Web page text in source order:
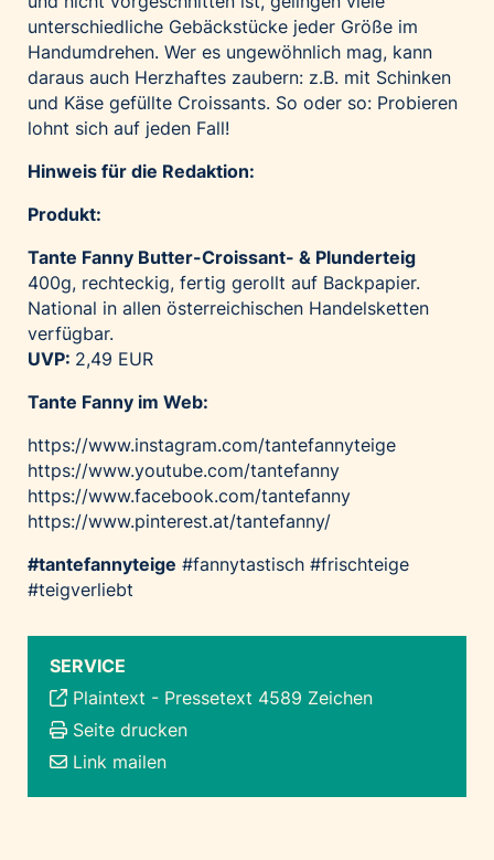
unterschiedliche Gebäckstücke jeder Größe im
Handumdrehen. Wer es ungewöhnlich mag, kann
daraus auch Herzhaftes zaubern: z.B. mit Schinken
und Käse gefüllte Croissants. So oder so: Probieren
lohnt sich auf jeden Fall!
Hinweis für die Redaktion:
Produkt:
Tante Fanny Butter-Croissant- & Plunderteig
400g, rechteckig, fertig gerollt auf Backpapier.
National in allen österreichischen Handelsketten
verfügbar.
UVP: 2,49 EUR
Tante Fanny im Web:
https://www.instagram.com/tantefannyteige
https://www.youtube.com/tantefanny
https://www.facebook.com/tantefanny
https://www.pinterest.at/tantefanny/
#tantefannyteige #fannytastisch #frischteige
#teigverliebt
SERVICE
Plaintext - Pressetext 4589 Zeichen
Seite drucken
Link mailen